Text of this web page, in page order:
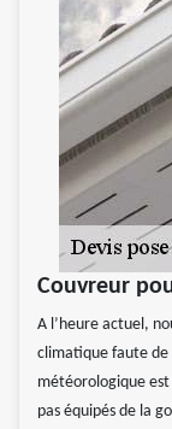
Couvreur
A l’heure actuel,
climatique faute de
météorologique
pas équipés de la